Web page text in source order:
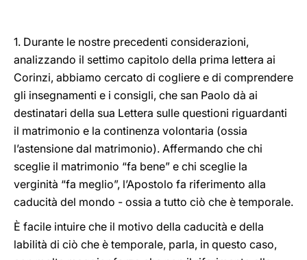
1. Durante le nostre precedenti considerazioni,
analizzando il settimo capitolo della prima lettera ai
Corinzi, abbiamo cercato di cogliere e di comprendere
gli insegnamenti e i consigli, che san Paolo dà ai
destinatari della sua Lettera sulle questioni riguardanti
il matrimonio e la continenza volontaria (ossia
l’astensione dal matrimonio). Affermando che chi
sceglie il matrimonio “fa bene” e chi sceglie la
verginità “fa meglio”, l’Apostolo fa riferimento alla
caducità del mondo - ossia a tutto ciò che è temporale.
È facile intuire che il motivo della caducità e della
labilità di ciò che è temporale, parla, in questo caso,